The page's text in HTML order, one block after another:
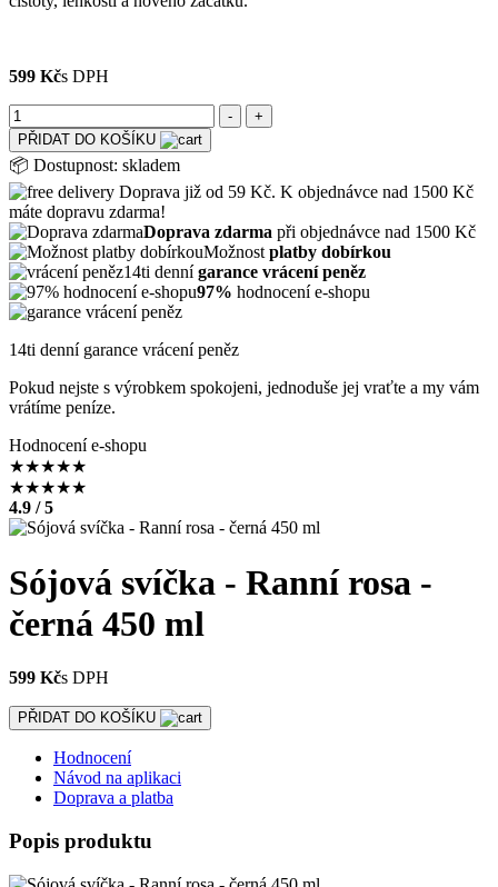
599 Kčs DPH
PŘIDAT DO KOŠÍKU
📦 Dostupnost: skladem
Doprava již od 59 Kč. K objednávce nad 1500 Kč
máte dopravu zdarma!
Doprava zdarma při objednávce nad 1500 Kč
Možnost platby dobírkou
14ti dennígarance vrácení peněz
97% hodnocení e-shopu
14ti denní garance vrácení peněz
Pokud nejste s výrobkem spokojeni, jednoduše jej vraťte a my vám
vrátíme peníze.
Hodnocení e-shopu
★★★★★
★★★★★
4.9 / 5
Sójová svíčka - Ranní rosa -
černá 450 ml
599 Kčs DPH
PŘIDAT DO KOŠÍKU
Hodnocení
Návod na aplikaci
Doprava a platba
Popis produktu